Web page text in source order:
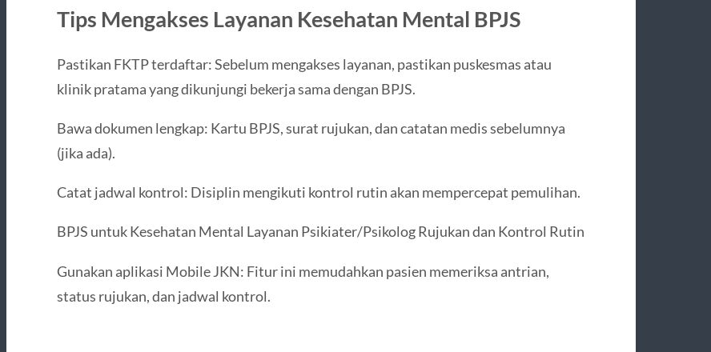
Tips Mengakses Layanan Kesehatan Mental BPJS
Pastikan FKTP terdaftar: Sebelum mengakses layanan, pastikan puskesmas atau
klinik pratama yang dikunjungi bekerja sama dengan BPJS.
Bawa dokumen lengkap: Kartu BPJS, surat rujukan, dan catatan medis sebelumnya
(jika ada).
Catat jadwal kontrol: Disiplin mengikuti kontrol rutin akan mempercepat pemulihan.
BPJS untuk Kesehatan Mental Layanan Psikiater/Psikolog Rujukan dan Kontrol Rutin
Gunakan aplikasi Mobile JKN: Fitur ini memudahkan pasien memeriksa antrian,
status rujukan, dan jadwal kontrol.